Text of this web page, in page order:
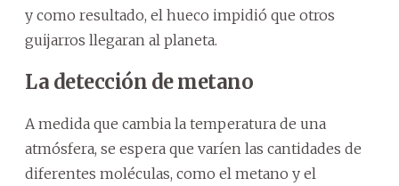
y como resultado, el hueco impidió que otros
guijarros llegaran al planeta.
La detección de metano
A medida que cambia la temperatura de una
atmósfera, se espera que varíen las cantidades de
diferentes moléculas, como el metano y el